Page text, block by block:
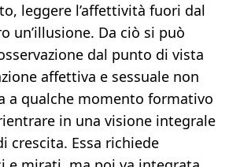
leggere l’affettività fuori dal
un’illusione. Da ciò si può
dal punto di vista
affettiva e sessuale non
a qualche momento formativo
in una visione integrale
crescita. Essa richiede